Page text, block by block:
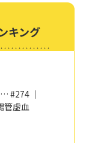
キング
#274 ｜
管虚血